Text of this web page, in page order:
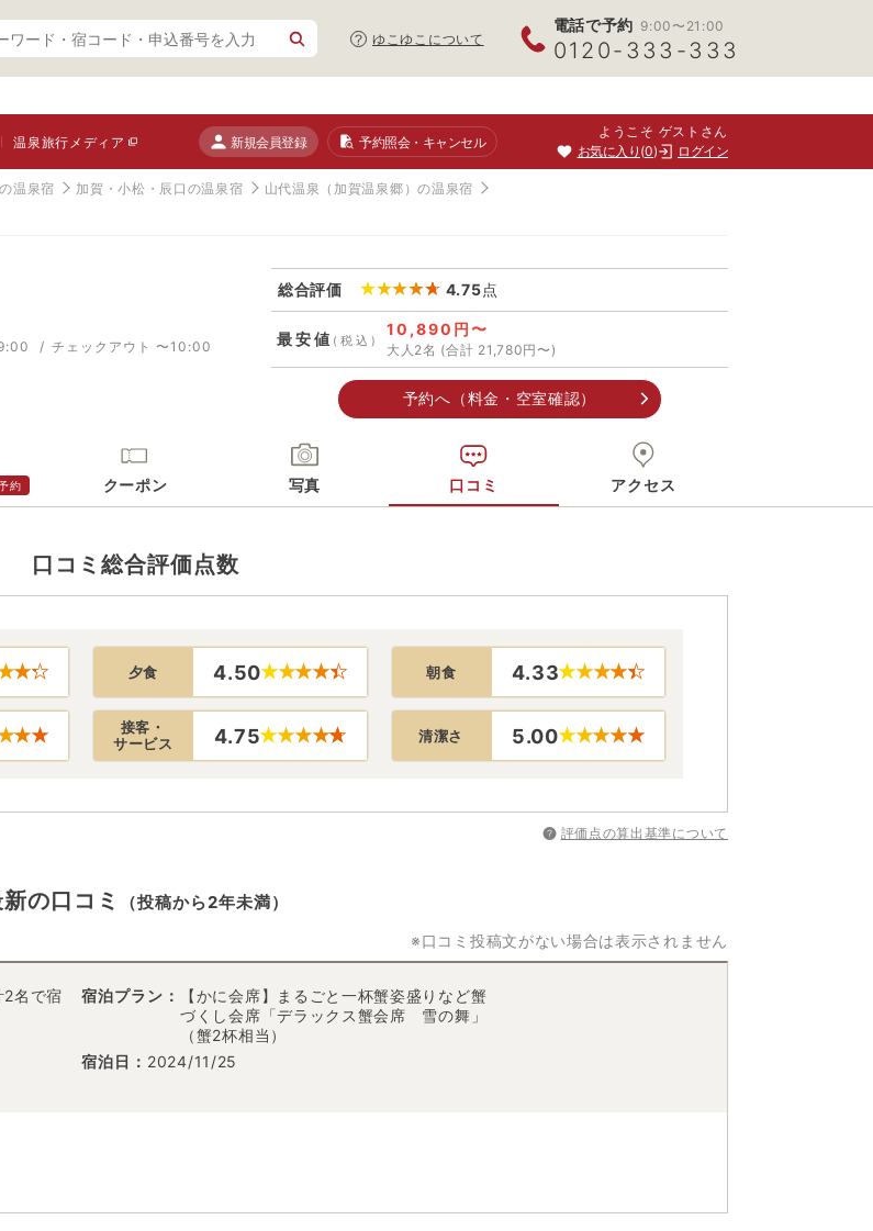
ゆこゆこについて
電話で予約 9:00〜21:00
0120-333-333
温泉旅行メディア 新規会員登録 予約照会・キャンセル
ようこそ ゲストさん
お気に入り 0 ログイン
温泉宿 加賀・小松・辰口の温泉宿
山代温泉（加賀温泉郷）の温泉宿
チェックアウト 〜10:00
総合評価 4.75点
最安値 (税込)
10,890円〜
大人2名 (合計 21,780円〜)
予約へ（料金・空室確認）
約 クーポン 写真 口コミ アクセス
口コミ総合評価点数
夕食 4.50 朝食 4.33
接客・
サービス
4.75 清潔さ 5.00
評価点の算出基準について
の口コミ （投稿から2年未満）
※口コミ投稿文がない場合は表示されません
名で宿
宿泊日： 2024/11/25
宿泊プラン：
【かに会席】まるごと一杯蟹姿盛りなど蟹
づくし会席「デラックス蟹会席 雪の舞」
（蟹2杯相当）